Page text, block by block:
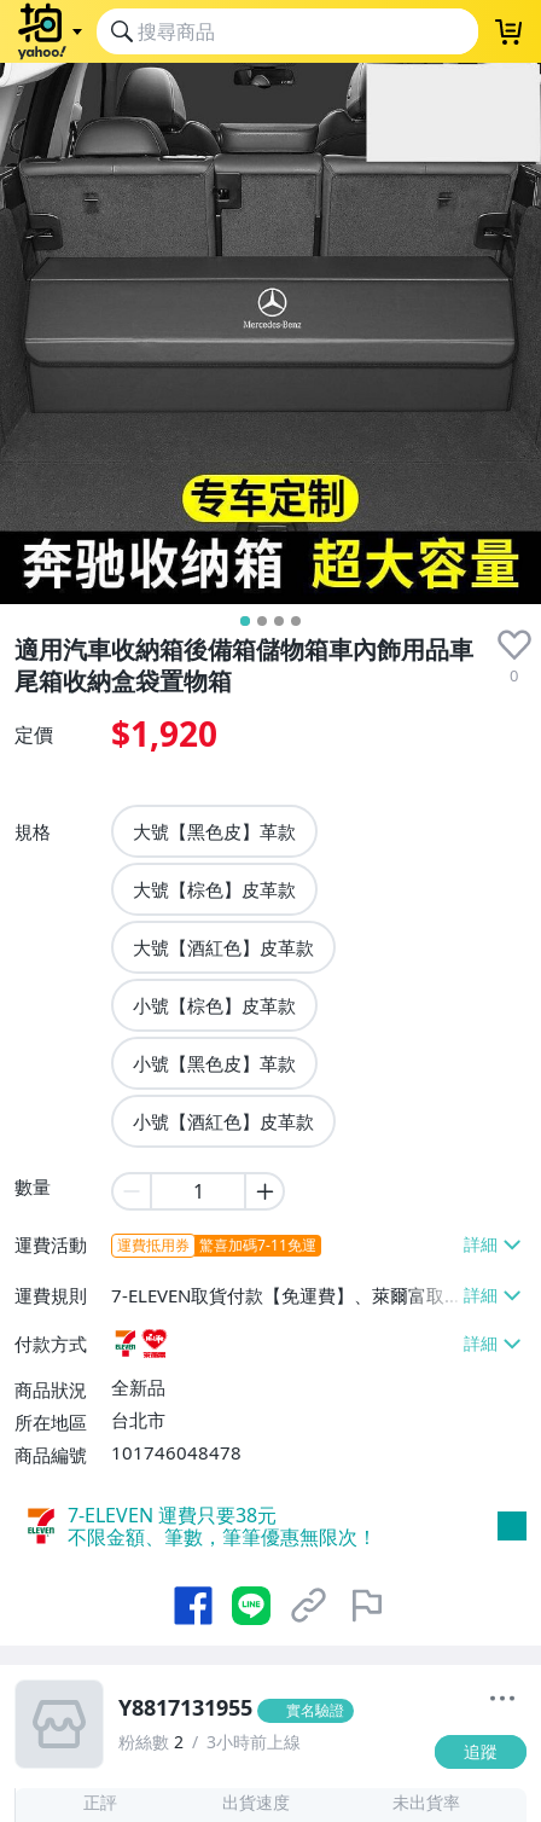
適用汽車收納箱後備箱儲物箱車內飾用品車
尾箱收納盒袋置物箱
0
定價 $1,920
規格 大號【黑色皮】革款
大號【棕色】皮革款
大號【酒紅色】皮革款
小號【棕色】皮革款
小號【黑色皮】革款
小號【酒紅色】皮革款
數量
運費活動 運費抵用券 驚喜加碼7-11免運
運費規則
7-ELEVEN取貨付款【免運費】、萊爾富取
貨付款【免運費】
付款方式
商品狀況
全新品
所在地區
台北市
商品編號
101746048478
7-ELEVEN 運費只要38元
不限金額、筆數，筆筆優惠無限次！
Y8817131955 實名驗證
粉絲數 2 3小時前上線 追蹤
正評 出貨速度 未出貨率